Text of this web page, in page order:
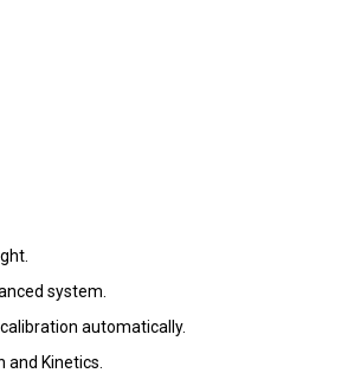
system.
automatically.
Kinetics.